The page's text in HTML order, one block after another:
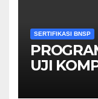
SERTIFIKASI BNSP
UJI
JAUH